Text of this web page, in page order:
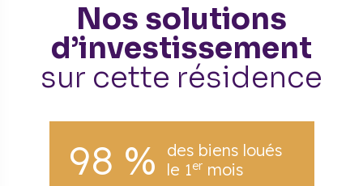
Nos solutions
d’investissement
sur cette résidence
98 %
des biens loués
le 1ermois